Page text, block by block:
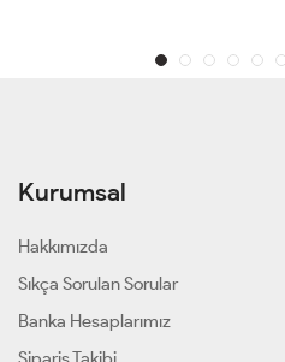
Kurumsal
Hakkımızda
Sıkça Sorulan Sorular
Banka Hesaplarımız